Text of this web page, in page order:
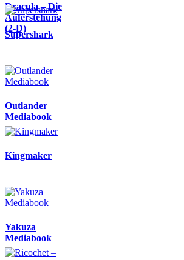
Dracula – Die
Auferstehung
(2-D)
Supershark
Outlander
Mediabook
Kingmaker
Yakuza
Mediabook